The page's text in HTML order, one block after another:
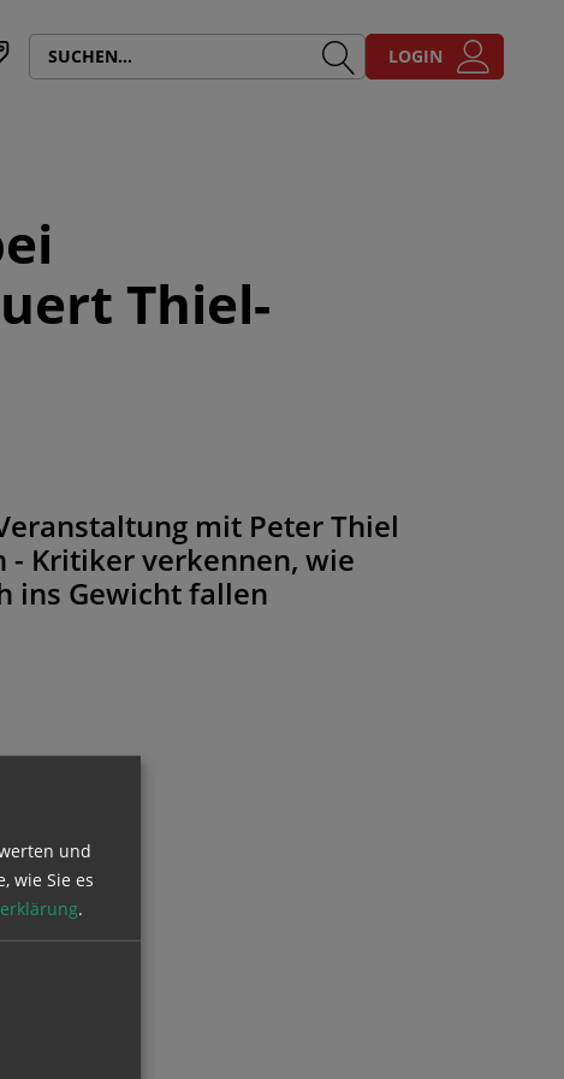
LOGIN
Thiel-
mit Peter Thiel
- Kritiker verkennen, wie
ins Gewicht fallen
und
wie Sie es
.